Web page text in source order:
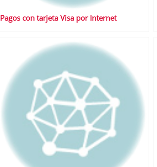
Pagos con tarjeta Visa por Internet